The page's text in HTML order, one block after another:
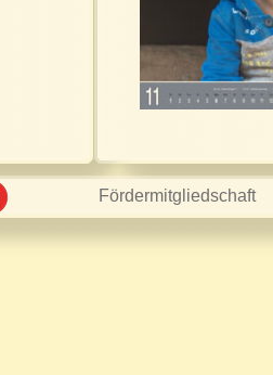
Fördermitgliedschaft